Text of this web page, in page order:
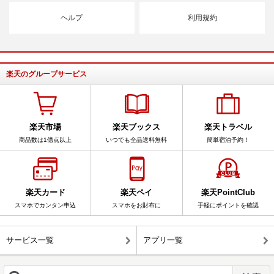
ヘルプ 利用規約
楽天のグループサービス
楽天市場
商品数は1億点以上
楽天ブックス
いつでも全品送料無料
楽天トラベル
簡単宿泊予約！
楽天カード
スマホでカンタン申込
楽天ペイ
スマホをお財布に
楽天PointClub
手軽にポイントを確認
サービス一覧 アプリ一覧